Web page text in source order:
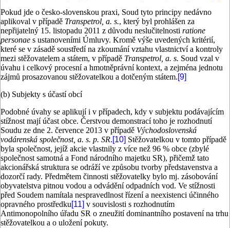
Pokud jde o česko-slovenskou praxi, Soud tyto principy nedávno
aplikoval v případě Transpetrol, a. s., který byl prohlášen za
nepřijatelný 15. listopadu 2011 z důvodu neslučitelnosti ratione
personae s ustanoveními Úmluvy. Kromě výše uvedených kritérií,
které se v zásadě soustředí na zkoumání vztahu vlastnictví a kontroly
mezi stěžovatelem a státem, v případě Transpetrol, a. s. Soud vzal v
úvahu i celkový procesní a hmotněprávní kontext, a zejména jednotu
zájmů prosazovanou stěžovatelkou a dotčeným státem.[9]
(b) Subjekty s účastí obcí
Podobné úvahy se aplikují i v případech, kdy v subjektu podávajícím
stížnost mají účast obce. Čerstvou demonstrací toho je rozhodnutí
Soudu ze dne 2. července 2013 v případě Východoslovenská
vodárenská společnost, a. s. p. SR.[10] Stěžovatelkou v tomto případě
byla společnost, jejíž akcie vlastnily z více než 96 % obce (zbylé
společnost samotná a Fond národního majetku SR), přičemž tato
akcionářská struktura se odráží ve způsobu tvorby představenstva a
dozorčí rady. Předmětem činnosti stěžovatelky bylo mj. zásobování
obyvatelstva pitnou vodou a odvádění odpadních vod. Ve stížnosti
před Soudem namítala nespravedlnost řízení a neexistenci účinného
opravného prostředku[11] v souvislosti s rozhodnutím
Antimonopolního úřadu SR o zneužití dominantního postavení na trhu
stěžovatelkou a o uložení pokuty.